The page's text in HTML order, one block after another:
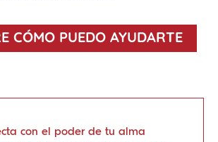
CÓMO PUEDO AYUDARTE
con el poder de tu alma